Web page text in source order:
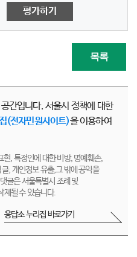
평가하기
목록
간입니다. 서울시 정책에 대한
(전자민원사이트)을 이용하여
현, 특정인에 대한 비방, 명예훼손,
, 개인정보 유출,그 밖에 공익을
글은 서울특별시 조례 및
제될 수 있습니다.
응답소 누리집 바로가기